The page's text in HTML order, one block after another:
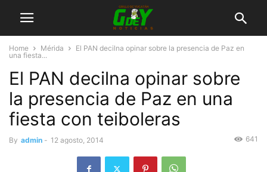
Home Mérida
El PAN decilna opinar sobre la presencia de Paz en
una fiesta...
El PAN decilna opinar sobre
la presencia de Paz en una
fiesta con teiboleras
By admin - 12 agosto, 2014 641